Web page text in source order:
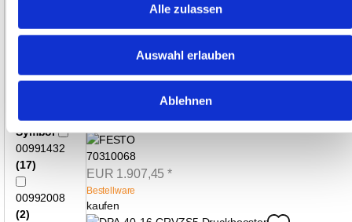
Alle zulassen
Auswahl erlauben
Ablehnen
kaufen
merken
DPA-63-10-CRVZS10 Druckbooster
70310068
EUR 1.907,45 *
Bestellware
kaufen
Anschluss
G3/8(4)
Symbol
00991432
(17)
00992008
(2)